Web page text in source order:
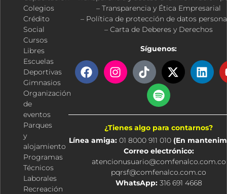
Colegios
Crédito
Social
Cursos
Libres
Escuelas
Deportivas
Gimnasios
Organización
de
eventos
Parques
y
alojamiento
Programas
Técnicos
Laborales
Recreación
– Transparencia y Ética Empresarial
– Política de protección de datos
– Carta de Deberes y Derechos
Síguenos:
F
a
b
k
I
n
a
g
a
m
T
i
k
o
k
X
-
i
t
t
e
r
L
i
e
d
n
S
p
o
t
i
f
y
¿Tienes algo para contarnos?
Línea amiga:01 8000 911 010 (En
Correo electrónico:
atencionusuario@comfenalco.com.co
pqrsf@comfenalco.com.co
WhatsApp:316 691 4668